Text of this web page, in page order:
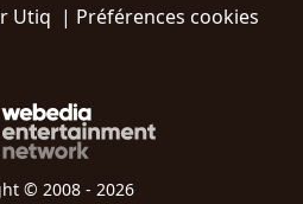
Utiq | Préférences cookies
© 2008 - 2026